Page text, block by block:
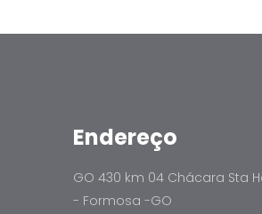
Endereço
GO 430 km 04 Chácara Sta
- Formosa -GO